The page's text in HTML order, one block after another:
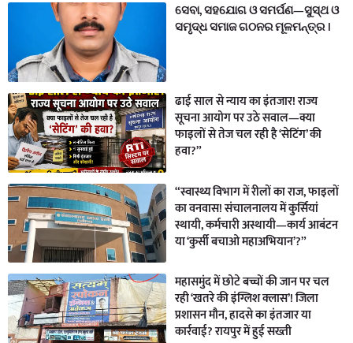
ସେବା, ସହଯୋଗ ଓ ସମର୍ପଣ—ସୁସ୍ଥ ଓ
ସମୃଦ୍ଧ ସମାଜ ଗଠନର ମୂଳମନ୍ତ୍ର ।
ढाई साल से न्याय का इंतजार! राज्य
सूचना आयोग पर उठे सवाल—क्या
फाइलों से तेज चल रही है ‘सेटिंग’ की
हवा?”
“स्वास्थ्य विभाग में रीलों का राज, फाइलों
का वनवास! संचालनालय में कुर्सियां
स्थायी, कर्मचारी अस्थायी—कार्य आबंटन
या ‘कुर्सी बचाओ महाअभियान’?”
महासमुंद में छोटे बच्चों की जान पर चल
रही ‘खतरे की इंग्लिश क्लास’! जिला
प्रशासन मौन, हादसे का इंतजार या
कार्रवाई? रायपुर में हुई सख्ती